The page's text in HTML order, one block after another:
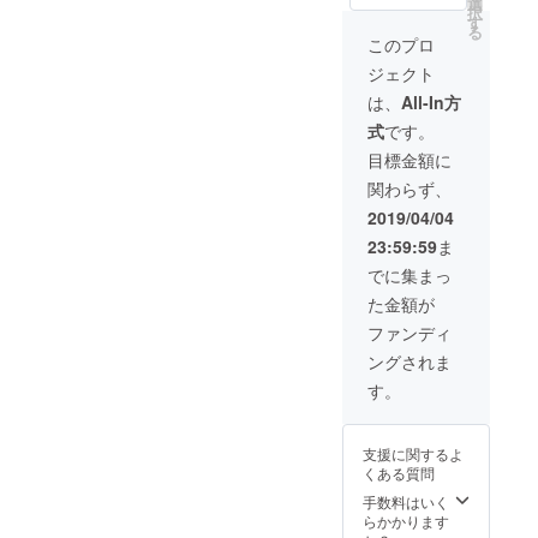
たしま
す！ ・
メイキ
ング映
像 い
ち早く
お届
け！(限
定公開
のURL
をお送
りしま
す） ・
レコー
ディン
グした
ものを
CDでお
入くだ
さい。
記入の
ない場
合は
CAMPF
IREの
ユー
ザー名
を掲載
いたし
ます。
ご了承
くださ
い。）
・映像
公開前
にプレ
ミア視
ン）に
たしま
す！ ・
メイキ
ング映
ダーに
し、お
送りし
ます！
・エン
ドクレ
ジット
に大き
くお名
前を入
れさせ
ていた
だきま
す！
（※支援
時、必
ず備考
欄にご
希望の
入くだ
記入の
ない場
合は
CAMPF
択
す
る
このプロ
ジェクト
は、 All-In方
式です。
目標金額に
関わらず、
2019/04/04
23:59:59ま
でに集まっ
た金額が
ファンディ
ングされま
す。
支援に関するよ
くある質問
手数料はいく
らかかります